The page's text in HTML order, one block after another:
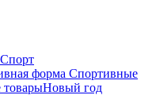
Спорт
форма Спортивные
Новый год